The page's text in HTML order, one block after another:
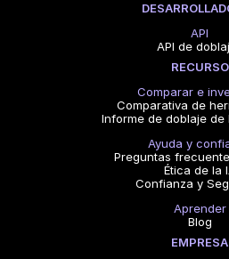
API
API de
RECURSO
Comparar e
Comparativa de
Informe de doblaje de
Ayuda y
Preguntas
Ética de la
Confianza y
Aprender
Blog
EMPRESA